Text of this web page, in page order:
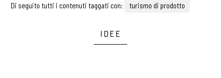
Di seguito tutti i contenuti taggati con: turismo di prodotto
IDEE